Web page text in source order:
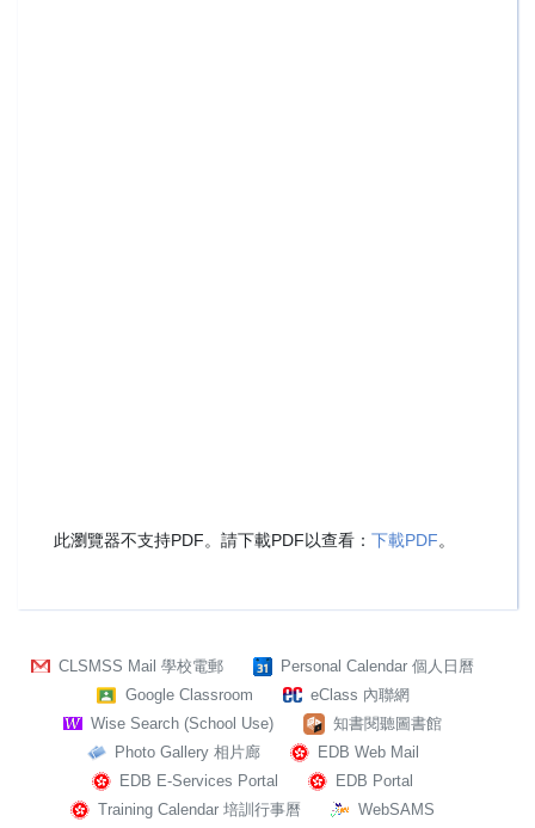
此瀏覽器不支持PDF。請下載PDF以查看： 下載PDF。
CLSMSS Mail 學校電郵
Personal Calendar 個人日曆
Google Classroom
eClass 內聯網
Wise Search (School Use)
知書閱聽圖書館
Photo Gallery 相片廊
EDB Web Mail
EDB E-Services Portal
EDB Portal
Training Calendar 培訓行事曆
WebSAMS